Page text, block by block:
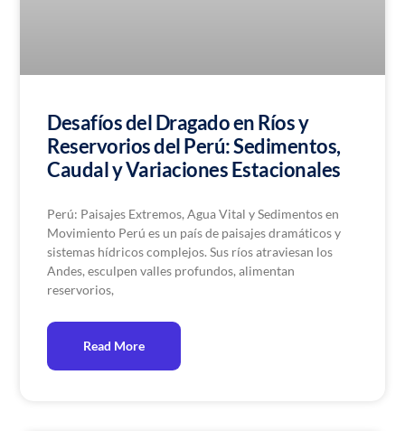
Desafíos del Dragado en Ríos y
Reservorios del Perú: Sedimentos,
Caudal y Variaciones Estacionales
Perú: Paisajes Extremos, Agua Vital y Sedimentos en
Movimiento Perú es un país de paisajes dramáticos y
sistemas hídricos complejos. Sus ríos atraviesan los
Andes, esculpen valles profundos, alimentan
reservorios,
Read More